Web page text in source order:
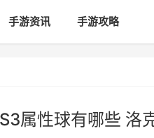
手游资讯 手游攻略
属性球有哪些 洛